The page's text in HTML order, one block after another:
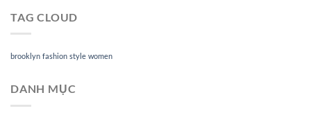
TAG CLOUD
brooklyn fashion style women
DANH MỤC